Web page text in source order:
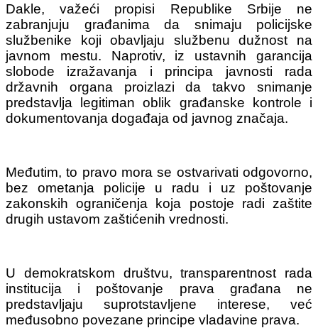
Dakle, važeći propisi Republike Srbije ne
zabranjuju građanima da snimaju policijske
službenike koji obavljaju službenu dužnost na
javnom mestu. Naprotiv, iz ustavnih garancija
slobode izražavanja i principa javnosti rada
državnih organa proizlazi da takvo snimanje
predstavlja legitiman oblik građanske kontrole i
dokumentovanja događaja od javnog značaja.
Međutim, to pravo mora se ostvarivati odgovorno,
bez ometanja policije u radu i uz poštovanje
zakonskih ograničenja koja postoje radi zaštite
drugih ustavom zaštićenih vrednosti.
U demokratskom društvu, transparentnost rada
institucija i poštovanje prava građana ne
predstavljaju suprotstavljene interese, već
međusobno povezane principe vladavine prava.